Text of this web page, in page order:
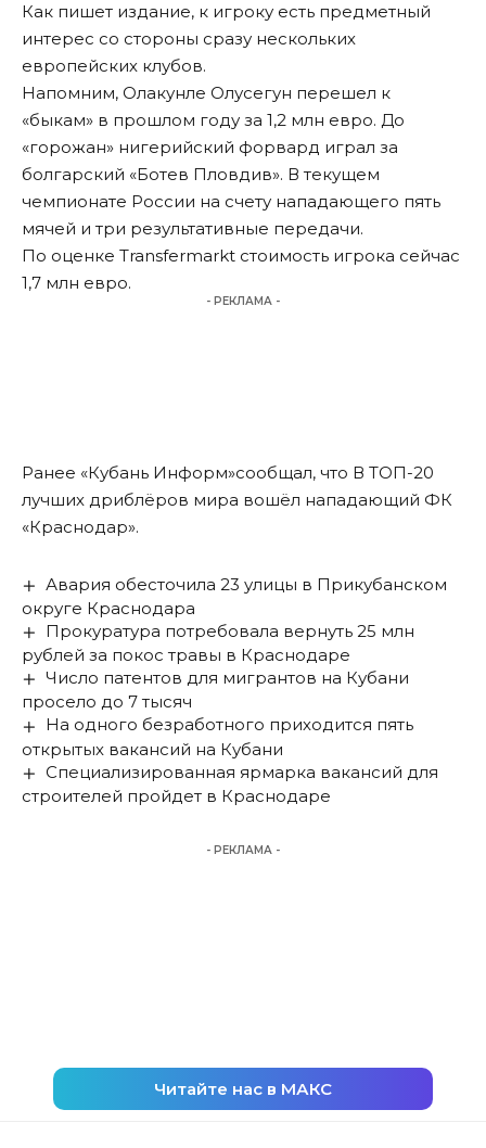
Как пишет издание, к игроку есть предметный
интерес со стороны сразу нескольких
европейских клубов.
Напомним, Олакунле Олусегун перешел к
«быкам» в прошлом году за 1,2 млн евро. До
«горожан» нигерийский форвард играл за
болгарский «Ботев Пловдив». В текущем
чемпионате России на счету нападающего пять
мячей и три результативные передачи.
По оценке Transfermarkt стоимость игрока сейчас
1,7 млн евро.
- РЕКЛАМА -
Ранее «Кубань Информ»сообщал, что В ТОП-20
лучших дриблёров мира вошёл нападающий ФК
«Краснодар».
Авария обесточила 23 улицы в Прикубанском
округе Краснодара
Прокуратура потребовала вернуть 25 млн
рублей за покос травы в Краснодаре
Число патентов для мигрантов на Кубани
просело до 7 тысяч
На одного безработного приходится пять
открытых вакансий на Кубани
Специализированная ярмарка вакансий для
строителей пройдет в Краснодаре
- РЕКЛАМА -
Читайте нас в МАКС